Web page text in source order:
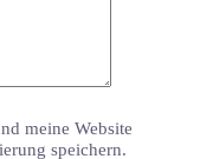
meine Website
speichern.